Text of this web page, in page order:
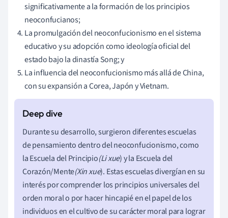
significativamente a la formación de los principios
neoconfucianos;
La promulgación del neoconfucionismo en el sistema
educativo y su adopción como ideología oficial del
estado bajo la dinastía Song; y
La influencia del neoconfucionismo más allá de China,
con su expansión a Corea, Japón y Vietnam.
Durante su desarrollo, surgieron diferentes escuelas
de pensamiento dentro del neoconfucionismo, como
la Escuela del Principio(Li xue) y la Escuela del
Corazón/Mente(Xin xue). Estas escuelas divergían en su
interés por comprender los principios universales del
orden moral o por hacer hincapié en el papel de los
individuos en el cultivo de su carácter moral para lograr